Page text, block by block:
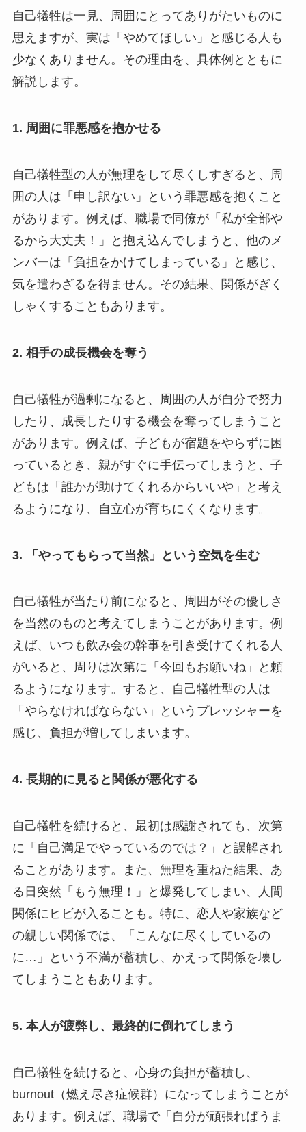
自己犠牲は一見、周囲にとってありがたいものに
思えますが、実は「やめてほしい」と感じる人も
少なくありません。その理由を、具体例とともに
解説します。
1. 周囲に罪悪感を抱かせる
自己犠牲型の人が無理をして尽くしすぎると、周
囲の人は「申し訳ない」という罪悪感を抱くこと
があります。例えば、職場で同僚が「私が全部や
るから大丈夫！」と抱え込んでしまうと、他のメ
ンバーは「負担をかけてしまっている」と感じ、
気を遣わざるを得ません。その結果、関係がぎく
しゃくすることもあります。
2. 相手の成長機会を奪う
自己犠牲が過剰になると、周囲の人が自分で努力
したり、成長したりする機会を奪ってしまうこと
があります。例えば、子どもが宿題をやらずに困
っているとき、親がすぐに手伝ってしまうと、子
どもは「誰かが助けてくれるからいいや」と考え
るようになり、自立心が育ちにくくなります。
3. 「やってもらって当然」という空気を生む
自己犠牲が当たり前になると、周囲がその優しさ
を当然のものと考えてしまうことがあります。例
えば、いつも飲み会の幹事を引き受けてくれる人
がいると、周りは次第に「今回もお願いね」と頼
るようになります。すると、自己犠牲型の人は
「やらなければならない」というプレッシャーを
感じ、負担が増してしまいます。
4. 長期的に見ると関係が悪化する
自己犠牲を続けると、最初は感謝されても、次第
に「自己満足でやっているのでは？」と誤解され
ることがあります。また、無理を重ねた結果、あ
る日突然「もう無理！」と爆発してしまい、人間
関係にヒビが入ることも。特に、恋人や家族など
の親しい関係では、「こんなに尽くしているの
に…」という不満が蓄積し、かえって関係を壊し
てしまうこともあります。
5. 本人が疲弊し、最終的に倒れてしまう
自己犠牲を続けると、心身の負担が蓄積し、
burnout（燃え尽き症候群）になってしまうことが
あります。例えば、職場で「自分が頑張ればうま